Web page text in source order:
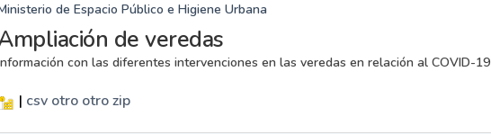
de Espacio Público e Higiene Urbana
de veredas
con las diferentes intervenciones en las veredas en relación al COVID-19
| csv otro otrozip